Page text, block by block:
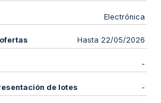
Electrónica
Hasta 22/05/2026
-
de lotes -